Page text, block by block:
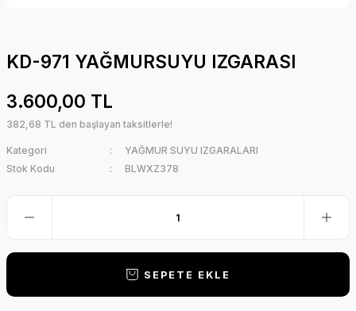
KD-971 YAĞMURSUYU IZGARASI
3.600,00 TL
382,68 TL den başlayan taksitlerle!
Kategori
YAĞMUR SUYU IZGARALARI
Stok Kodu
BLWXZ378
SEPETE EKLE